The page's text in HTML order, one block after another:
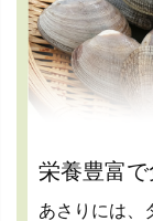
栄養豊富で
あさりには、